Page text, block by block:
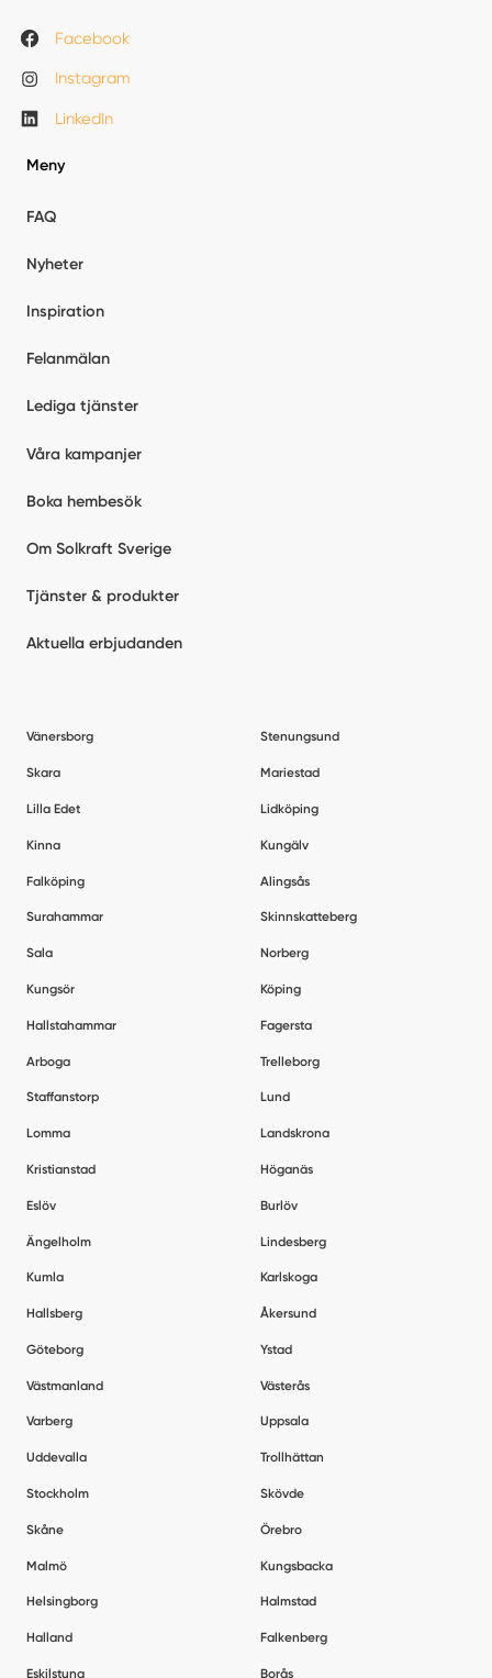
Facebook
Instagram
LinkedIn
Meny
FAQ
Nyheter
Inspiration
Felanmälan
Lediga tjänster
Våra kampanjer
Boka hembesök
Om Solkraft Sverige
Tjänster & produkter
Aktuella erbjudanden
Vänersborg Stenungsund
Skara Mariestad
Lilla Edet Lidköping
Kinna Kungälv
Falköping Alingsås
Surahammar Skinnskatteberg
Sala Norberg
Kungsör Köping
Hallstahammar Fagersta
Arboga Trelleborg
Staffanstorp Lund
Lomma Landskrona
Kristianstad Höganäs
Eslöv Burlöv
Ängelholm Lindesberg
Kumla Karlskoga
Hallsberg Åkersund
Göteborg Ystad
Västmanland Västerås
Varberg Uppsala
Uddevalla Trollhättan
Stockholm Skövde
Skåne Örebro
Malmö Kungsbacka
Helsingborg Halmstad
Halland Falkenberg
Eskilstuna Borås